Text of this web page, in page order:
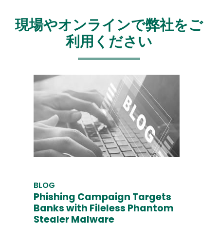
現場やオンラインで弊社をご
利用ください
BLOG
Phishing Campaign Targets
Banks with Fileless Phantom
Stealer Malware